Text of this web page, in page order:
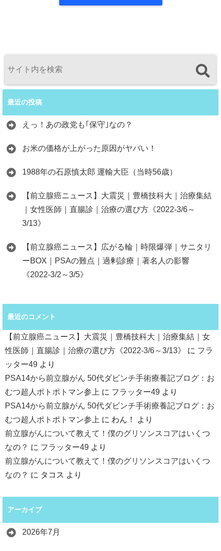
最近の投稿
えっ！あの政党も｢保守｣なの？
お米の価格が上がった原因がヤバい！
1988年の石原慎太郎 運輸大臣（当時56歳）
【前立腺癌ニュース】大震災｜豊橋技科大｜治療集結
｜女性医師｜直腸診｜治療の選び方《2022-3/6～
3/13》
【前立腺癌ニュース】広がる輪｜時限爆弾｜サニタリ
ーBOX｜PSAの難点｜過剰診療｜著名人の影響
《2022-3/2～3/5》
最近のコメント
【前立腺癌ニュース】大震災｜豊橋技科大｜治療集結｜女
性医師｜直腸診｜治療の選び方《2022-3/6～3/13》
に フラ
ッター49 より
PSA14から前立腺がん 50代ダビンチ手術療養記ブログ：お
むつ超人ポトポトマン参上 に フラッター49 より
PSA14から前立腺がん 50代ダビンチ手術療養記ブログ：お
むつ超人ポトポトマン参上 に わん！
より
前立腺がんについて教えて！僕のグリソンスコアはいくつ
なの？ に フラッター49 より
前立腺がんについて教えて！僕のグリソンスコアはいくつ
なの？ に タコス より
アーカイブ
2026年7月